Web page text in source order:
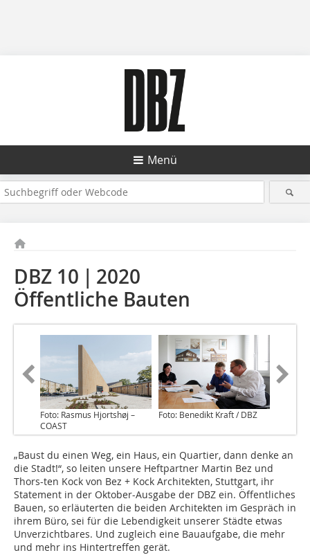
Menü
DBZ 10 | 2020
Öffentliche Bauten
Foto: Rasmus Hjortshøj –
COAST
Foto: Benedikt Kraft / DBZ
„Baust du einen Weg, ein Haus, ein Quartier, dann denke an
die Stadt!“, so leiten unsere Heftpartner Martin Bez und
Thors-ten Kock von Bez + Kock Architekten, Stuttgart, ihr
Statement in der Oktober-Ausgabe der DBZ ein. Öffentliches
Bauen, so erläuterten die beiden Architekten im Gespräch in
ihrem Büro, sei für die Lebendigkeit unserer Städte etwas
Unverzichtbares. Und zugleich eine Bauaufgabe, die mehr
und mehr ins Hintertreffen gerät.